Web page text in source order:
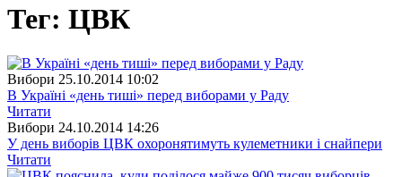
Тег: ЦВК
Вибори 25.10.2014 10:02
В Україні «день тиші» перед виборами у Раду
Читати
Вибори 24.10.2014 14:26
У день виборів ЦВК охоронятимуть кулеметники і снайпери
Читати